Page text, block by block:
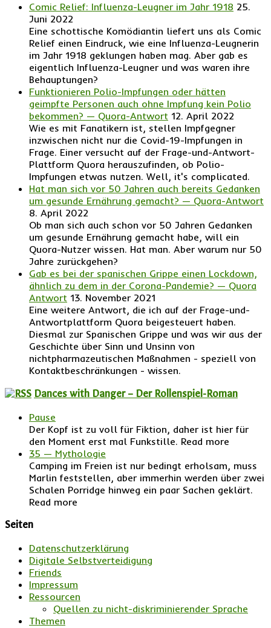
Comic Relief: Influenza-Leugner im Jahr 1918 25.
Juni 2022
Eine schottische Komödiantin liefert uns als Comic
Relief einen Eindruck, wie eine Influenza-Leugnerin
im Jahr 1918 geklungen haben mag. Aber gab es
eigentlich Influenza-Leugner und was waren ihre
Behauptungen?
Funktionieren Polio-Impfungen oder hätten
geimpfte Personen auch ohne Impfung kein Polio
bekommen? — Quora-Antwort 12. April 2022
Wie es mit Fanatikern ist, stellen Impfgegner
inzwischen nicht nur die Covid-19-Impfungen in
Frage. Einer versucht auf der Frage-und-Antwort-
Plattform Quora herauszufinden, ob Polio-
Impfungen etwas nutzen. Well, it's complicated.
Hat man sich vor 50 Jahren auch bereits Gedanken
um gesunde Ernährung gemacht? — Quora-Antwort
8. April 2022
Ob man sich auch schon vor 50 Jahren Gedanken
um gesunde Ernährung gemacht habe, will ein
Quora-Nutzer wissen. Hat man. Aber warum nur 50
Jahre zurückgehen?
Gab es bei der spanischen Grippe einen Lockdown,
ähnlich zu dem in der Corona-Pandemie? — Quora
Antwort 13. November 2021
Eine weitere Antwort, die ich auf der Frage-und-
Antwortplattform Quora beigesteuert haben.
Diesmal zur Spanischen Grippe und was wir aus der
Geschichte über Sinn und Unsinn von
nichtpharmazeutischen Maßnahmen - speziell von
Kontaktbeschränkungen - wissen.
Dances with Danger – Der Rollenspiel-Roman
Pause
Der Kopf ist zu voll für Fiktion, daher ist hier für
den Moment erst mal Funkstille. Read more
35 — Mythologie
Camping im Freien ist nur bedingt erholsam, muss
Marlin feststellen, aber immerhin werden über zwei
Schalen Porridge hinweg ein paar Sachen geklärt.
Read more
Seiten
Datenschutzerklärung
Digitale Selbstverteidigung
Friends
Impressum
Ressourcen
Quellen zu nicht-diskriminierender Sprache
Themen